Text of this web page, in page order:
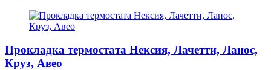
Прокладка термостата Нексия, Лачетти, Ланос,
Круз, Авео